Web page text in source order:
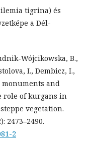
tigrina) és
a Dél-
Wójcikowska, B.,
I., Dembicz, I.,
monuments and
role of kurgans in
vegetation.
2473–2490.
2